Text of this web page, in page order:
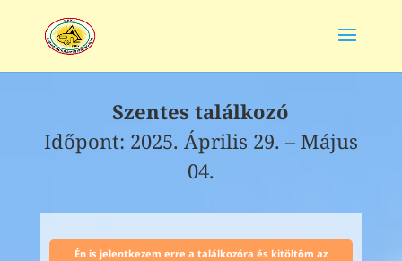
Szentes találkozó
Időpont: 2025. Április 29. – Május
04.
Én is jelentkezem erre a találkozóra és kitöltöm az